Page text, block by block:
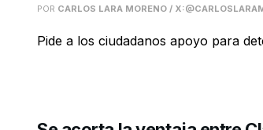
POR CARLOS LARA MORENO /
Pide a los ciudadanos apoyo para